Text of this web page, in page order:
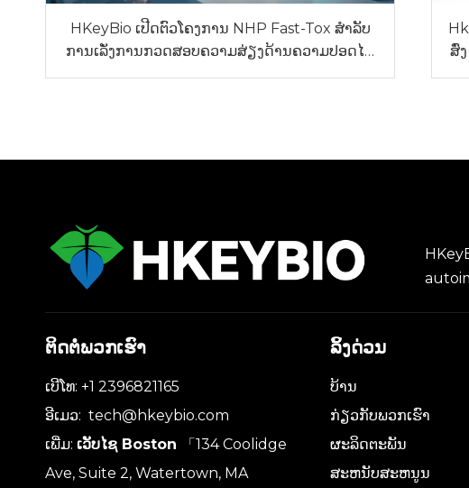
HKeyBio ເປີດຕົວໂຄງການ NHP Fast-Tox ສໍາລັບ
ການເລັ່ງການກວດສອບຄວາມສ່ຽງດ້ານຄວາມປອດໄພ
ຂອງ NHP ທີ່ບໍ່ແມ່ນ GLP
ສົ່
ຕິດຕໍ່ພວກເຮົາ
ເບີໂທ: +1 2396821165
ອີເມວ: tech@hkeybio.com
ເພີ່ມ: ເວັບໄຊ Boston
「134 Coolidge
Ave, Suite 2, Watertown, MA
ລິ້ງດ່ວນ
ບ້ານ
ກ່ຽວກັບພວກເຮົາ
ຜະລິດຕະພັນ
ສະຫນັບສະຫນູນ